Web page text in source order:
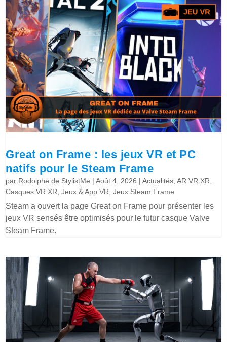
Great on Frame : les jeux VR et PC
natifs pour le Steam Frame
par Rodolphe de StylistMe |Août 4, 2026 |Actualités ,AR VR XR
Casques VR XR ,Jeux & App VR ,Jeux Steam Frame
Steam a ouvert la page Great on Frame pour présenter les
jeux VR sensés être optimisés pour le futur casque Valve
Steam Frame.